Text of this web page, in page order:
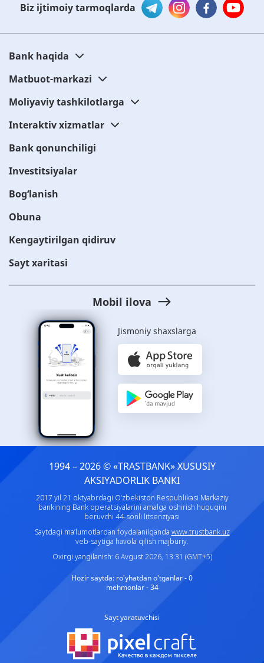
Biz ijtimoiy tarmoqlarda
Bank haqida
Matbuot-markazi
Moliyaviy tashkilotlarga
Interaktiv xizmatlar
Bank qonunchiligi
Investitsiyalar
Bog‘lanish
Obuna
Kengaytirilgan qidiruv
Sayt xaritasi
Mobil ilova
Jismoniy shaxslarga
1994 – 2026 © «TRASTBANK» ХUSUSIY
AKSIYADORLIK BANKI
2017 yil 21 oktyabrdagi O‘zbekiston Respublikasi Markaziy
bankining Bank operatsiyalarini amalga oshirish huquqini
beruvchi 44-sonli litsenziyasi
Saytdagi ma’lumotlardan foydalanilganda www.trustbank.uz
veb-saytiga havola qilish majburiy.
Oxirgi yangilanish: 6 Avgust 2026, 13:31 (GMT+5)
Hozir saytda: ro'yhatdan o'tganlar - 0
mehmonlar - 34
Sayt yaratuvchisi